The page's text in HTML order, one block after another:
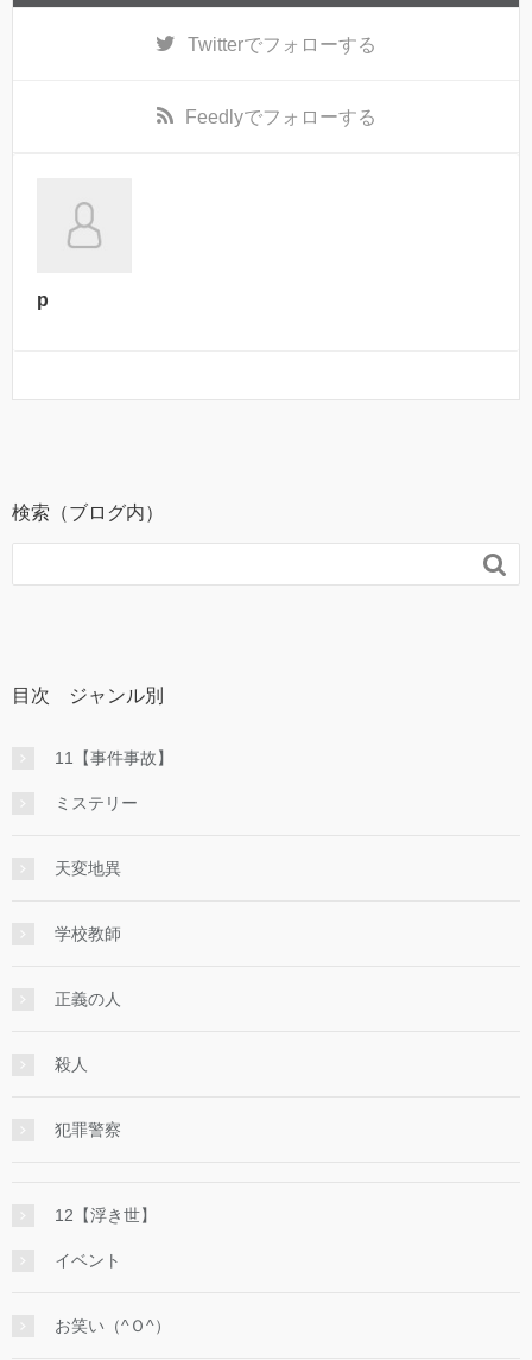
Twitterでフォローする
Feedlyでフォローする
p
検索（ブログ内）

目次 ジャンル別
11【事件事故】
ミステリー
天変地異
学校教師
正義の人
殺人
犯罪警察
12【浮き世】
イベント
お笑い（^Ｏ^）